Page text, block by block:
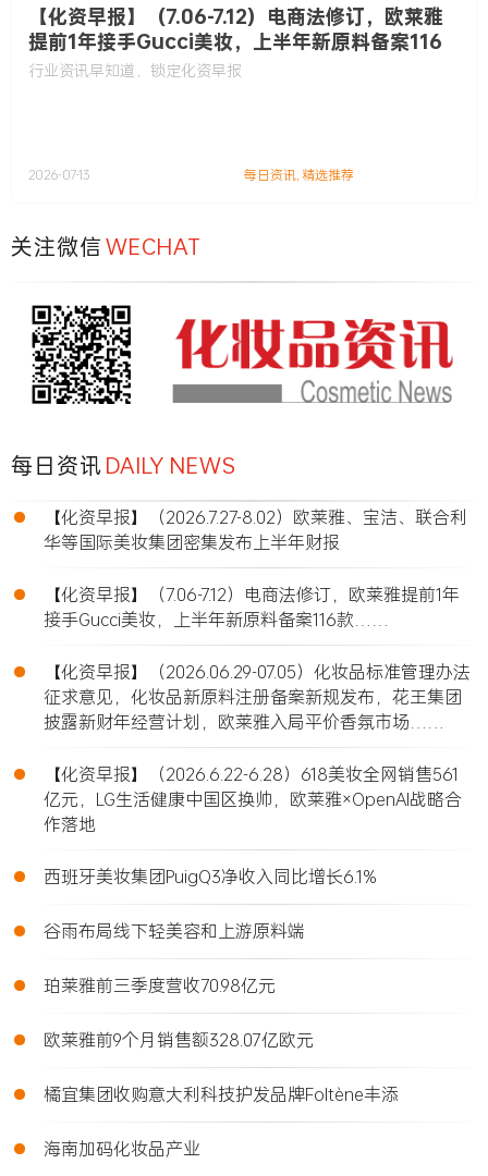
【化资早报】（7.06-7.12）电商法修订，欧莱雅
提前1年接手Gucci美妆，上半年新原料备案116
款……
行业资讯早知道，锁定化资早报
2026-07-13 每日资讯,精选推荐
关注微信WECHAT
每日资讯DAILY NEWS
•
【化资早报】（2026.7.27-8.02）欧莱雅、宝洁、联合利
华等国际美妆集团密集发布上半年财报
•
【化资早报】（7.06-7.12）电商法修订，欧莱雅提前1年
接手Gucci美妆，上半年新原料备案116款……
•
【化资早报】（2026.06.29-07.05）化妆品标准管理办法
征求意见，化妆品新原料注册备案新规发布，花王集团
披露新财年经营计划，欧莱雅入局平价香氛市场……
•
【化资早报】（2026.6.22-6.28）618美妆全网销售561
亿元，LG生活健康中国区换帅，欧莱雅×OpenAI战略合
作落地
• 西班牙美妆集团PuigQ3净收入同比增长6.1%
• 谷雨布局线下轻美容和上游原料端
• 珀莱雅前三季度营收70.98亿元
• 欧莱雅前9个月销售额328.07亿欧元
• 橘宜集团收购意大利科技护发品牌Foltène丰添
• 海南加码化妆品产业